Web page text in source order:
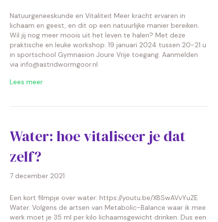
Natuurgeneeskunde en Vitaliteit Meer kracht ervaren in
lichaam en geest, en dit op een natuurlijke manier bereiken.
Wil jij nog meer moois uit het leven te halen? Met deze
praktische en leuke workshop: 19 januari 2024 tussen 20-21 u
in sportschool Gymnasion Joure Vrije toegang. Aanmelden
via info@astridwormgoor.nl
Lees meer
Water: hoe vitaliseer je dat
zelf?
7 december 2021
Een kort filmpje over water: https://youtu.be/X8SwAVvYuZE
Water. Volgens de artsen van Metabolic-Balance waar ik mee
werk moet je 35 ml per kilo lichaamsgewicht drinken. Dus een